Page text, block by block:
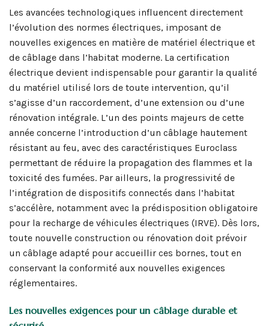
Les avancées technologiques influencent directement
l’évolution des normes électriques, imposant de
nouvelles exigences en matière de matériel électrique et
de câblage dans l’habitat moderne. La certification
électrique devient indispensable pour garantir la qualité
du matériel utilisé lors de toute intervention, qu’il
s’agisse d’un raccordement, d’une extension ou d’une
rénovation intégrale. L’un des points majeurs de cette
année concerne l’introduction d’un câblage hautement
résistant au feu, avec des caractéristiques Euroclass
permettant de réduire la propagation des flammes et la
toxicité des fumées. Par ailleurs, la progressivité de
l’intégration de dispositifs connectés dans l’habitat
s’accélère, notamment avec la prédisposition obligatoire
pour la recharge de véhicules électriques (IRVE). Dès lors,
toute nouvelle construction ou rénovation doit prévoir
un câblage adapté pour accueillir ces bornes, tout en
conservant la conformité aux nouvelles exigences
réglementaires.
Les nouvelles exigences pour un câblage durable et